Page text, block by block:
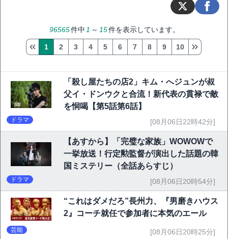
96565件中 1 ～ 15件を表示しています。
1 2 3 4 5 6 7 8 9 10
「殺し屋たちの店2」キム・へジュンが叔
父イ・ドンウクと合流！新代表の貫禄で敵
を恫喝【第5話第6話】
ドラマ [08月06日22時42分]
【あすから】「完璧な家族」WOWOWで
一挙放送！行定勲監督が演出した話題の韓
国ミステリー（全話あらすじ）
ドラマ [08月06日20時54分]
“これはダメだろ”長州力、『男磨きハウス
2』コーチ就任で参加者に本気のエール
芸能 [08月06日20時25分]